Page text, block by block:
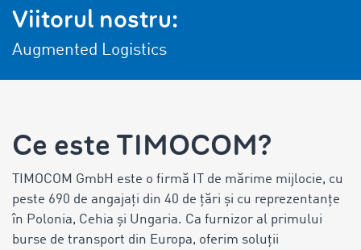
Viitorul nostru:
Augmented Logistics
Ce este TIMOCOM?
TIMOCOM GmbH este o firmă IT de mărime mijlocie, cu
peste 690 de angajați din 40 de țări și cu reprezentanțe
în Polonia, Cehia și Ungaria. Ca furnizor al primului
burse de transport din Europa, oferim soluții